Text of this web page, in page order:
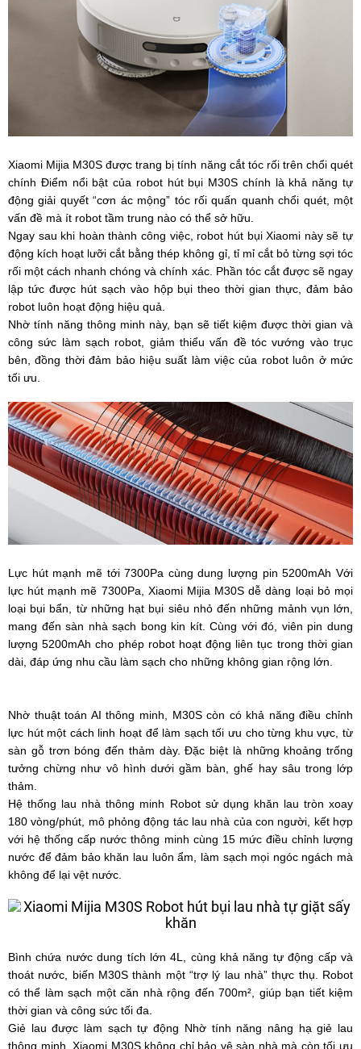
Xiaomi Mijia M30S được trang bị tính năng cắt tóc rối trên chổi quét
chính Điểm nổi bật của robot hút bụi M30S chính là khả năng tự
động giải quyết “cơn ác mộng” tóc rối quấn quanh chổi quét, một
vấn đề mà ít robot tầm trung nào có thể sở hữu.
Ngay sau khi hoàn thành công việc, robot hút bụi Xiaomi này sẽ tự
động kích hoạt lưỡi cắt bằng thép không gỉ, tỉ mỉ cắt bỏ từng sợi tóc
rối một cách nhanh chóng và chính xác. Phần tóc cắt được sẽ ngay
lập tức được hút sạch vào hộp bụi theo thời gian thực, đảm bảo
robot luôn hoạt động hiệu quả.
Nhờ tính năng thông minh này, bạn sẽ tiết kiệm được thời gian và
công sức làm sạch robot, giảm thiểu vấn đề tóc vướng vào trục
bên, đồng thời đảm bảo hiệu suất làm việc của robot luôn ở mức
tối ưu.
Lực hút mạnh mẽ tới 7300Pa cùng dung lượng pin 5200mAh Với
lực hút mạnh mẽ 7300Pa, Xiaomi Mijia M30S dễ dàng loại bỏ mọi
loại bụi bẩn, từ những hạt bụi siêu nhỏ đến những mảnh vụn lớn,
mang đến sàn nhà sạch bong kin kít. Cùng với đó, viên pin dung
lượng 5200mAh cho phép robot hoạt động liên tục trong thời gian
dài, đáp ứng nhu cầu làm sạch cho những không gian rộng lớn.
Nhờ thuật toán AI thông minh, M30S còn có khả năng điều chỉnh
lực hút một cách linh hoạt để làm sạch tối ưu cho từng khu vực, từ
sàn gỗ trơn bóng đến thảm dày. Đặc biệt là những khoảng trống
tưởng chừng như vô hình dưới gầm bàn, ghế hay sâu trong lớp
thảm.
Hệ thống lau nhà thông minh Robot sử dụng khăn lau tròn xoay
180 vòng/phút, mô phỏng động tác lau nhà của con người, kết hợp
với hệ thống cấp nước thông minh cùng 15 mức điều chỉnh lượng
nước để đảm bảo khăn lau luôn ẩm, làm sạch mọi ngóc ngách mà
không để lại vệt nước.
Bình chứa nước dung tích lớn 4L, cùng khả năng tự động cấp và
thoát nước, biến M30S thành một “trợ lý lau nhà” thực thụ. Robot
có thể làm sạch một căn nhà rộng đến 700m², giúp bạn tiết kiệm
thời gian và công sức tối đa.
Giẻ lau được làm sạch tự động Nhờ tính năng nâng hạ giẻ lau
thông minh, Xiaomi M30S không chỉ bảo vệ sàn nhà mà còn tối ưu